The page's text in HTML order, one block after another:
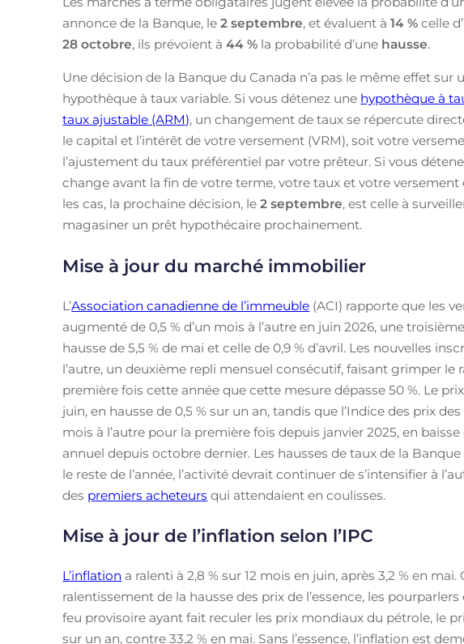
annonce de la Banque, le2 septembre, et évaluent à14 % celle
28 octobre, ils prévoient à44 % la probabilité d’une hausse.
Une décision de la Banque du Canada n’a pas le même effet
hypothèque à taux variable. Si vous détenez une hypothèque à
taux ajustable (ARM), un changement de taux se répercute
le capital et l’intérêt de votre versement (VRM), soit votre
l’ajustement du taux préférentiel par votre prêteur. Si vous
change avant la fin de votre terme, votre taux et votre
les cas, la prochaine décision, le2 septembre, est celle à
magasiner un prêt hypothécaire prochainement.
Mise à jour du marché immobilier
L’Association canadienne de l’immeuble (ACI) rapporte que les
augmenté de 0,5 % d’un mois à l’autre en juin 2026, une
hausse de 5,5 % de mai et celle de 0,9 % d’avril. Les nouvelles
l’autre, un deuxième repli mensuel consécutif, faisant grimper le
première fois cette année que cette mesure dépasse 50 %. Le
juin, en hausse de 0,5 % sur un an, tandis que l’Indice des prix
mois à l’autre pour la première fois depuis janvier 2025, en
annuel depuis octobre dernier. Les hausses de taux de la
le reste de l’année, l’activité devrait continuer de s’intensifier à
des premiers acheteurs qui attendaient en coulisses.
Mise à jour de l’inflation selon l’IPC
L’inflation a ralenti à 2,8 % sur 12 mois en juin, après 3,2 % en
ralentissement de la hausse des prix de l’essence, les
feu provisoire ayant fait reculer les prix mondiaux du pétrole, le
sur un an, contre 33,2 % en mai. Sans l’essence, l’inflation est